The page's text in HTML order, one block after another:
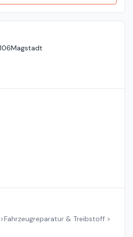
Magstadt
>Fahrzeugreparatur & Treibstoff >